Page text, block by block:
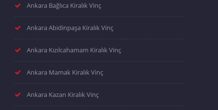
Ankara Bağlıca Kiralık Vinç
Ankara Abidinpaşa Kiralık Vinç
Ankara Kızılcahamam Kiralık Vinç
Ankara Mamak Kiralık Vinç
Ankara Kazan Kiralık Vinç